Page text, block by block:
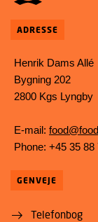
ADRESSE
Henrik Dams Allé
Bygning 202
2800 Kgs Lyngby
E-mail:
Phone: +45 35 88
GENVEJE
Telefonbog